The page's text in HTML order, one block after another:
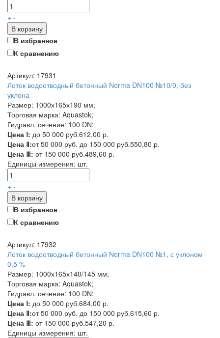
+ -
В корзину
В избранное
К сравнению
Артикул: 17931
Лоток водоотводный бетонный Norma DN100 №10/0, без
уклона
Размер: 1000х165х190 мм;
Торговая марка: Aquastok;
Гидравл. сечение: 100 DN;
Цена Ⅰ: до 50 000 руб.612,00 р.
Цена Ⅱ:от 50 000 руб. до 150 000 руб.550,80 р.
Цена Ⅲ: от 150 000 руб.489,60 р.
Единицы измерения: шт.
+ -
В корзину
В избранное
К сравнению
Артикул: 17932
Лоток водоотводный бетонный Norma DN100 №1, с уклоном
0,5 %
Размер: 1000х165х140/145 мм;
Торговая марка: Aquastok;
Гидравл. сечение: 100 DN;
Цена Ⅰ: до 50 000 руб.684,00 р.
Цена Ⅱ:от 50 000 руб. до 150 000 руб.615,60 р.
Цена Ⅲ: от 150 000 руб.547,20 р.
Единицы измерения: шт.